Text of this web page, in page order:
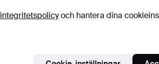
integritetspolicyoch hantera dina